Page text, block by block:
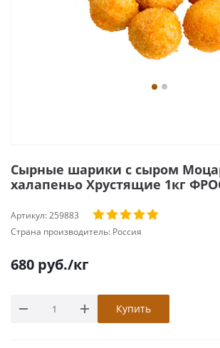
Сырные шарики с сыром
халапеньо Хрустящие 1кг
Артикул:259883
Страна производитель: Россия
680 руб./кг
Купить